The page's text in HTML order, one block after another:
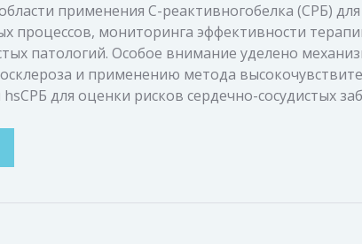
применения С-реактивногобелка (СРБ)
процессов, мониторинга эффективности
патологий. Особое внимание уделено
и применению метода
для оценки рисков сердечно-сосудистых